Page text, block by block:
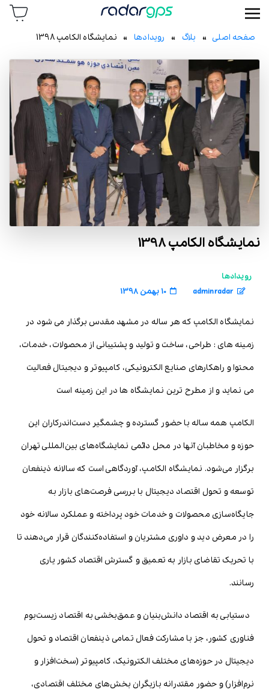
رادار جی پی اس
صفحه اصلی» بلاگ » رویدادها » نمايشگاه الکامپ 1398
نمايشگاه الکامپ 1398
رویدادها
10 بهمن 1398
​نمایشگاه الکامپ که هر ساله در مشهد مقدس برگذار می شود در
زمینه های : طراحی، ساخت و تولید و پشتیبانی از محصولات، خدمات،
محتوا و راهکارهای صنایع الکترونیکی، کامپیوتر و دیجیتال فعالیت
می نماید و از مطرح ترین نمایشگاه ها در این زمینه است
الکامپ همه ساله با حضور گسترده و چشمگیر دست‌اندرکاران این
حوزه و مخاطبان آنها در محل دائمی نمایشگاه‌های بین‌المللی تهران
برگزار می‌شود. نمایشگاه الکامپ، آوردگاهی است که سالانه ذینفعان
توسعه و تحول اقتصاد دیجیتال با بررسی فرصت‌های بازار به
جایگاه‌سازی محصولات و خدمات خود پرداخته و عملکرد سالانه خود
را در معرض دید و داوری مشتریان و استفاده‌کنندگان قرار می‌دهند تا
با تحریک تقاضای بازار به تعمیق و گسترش اقتصاد کشور یاری
رسانند.
دستیابی به اقتصاد دانش‌بنیان و عمق‌بخشی به اقتصاد زیست‌بوم
فناوری کشور، جز با مشارکت فعال تمامی ذینفعان اقتصاد و تحول
دیجیتال در حوزه‌های مختلف الکترونیک، کامپیوتر (سخت‌افزار و
نرم‌افزار) و حضور مقتدرانه بازیگران بخش‌های مختلف اقتصادی،